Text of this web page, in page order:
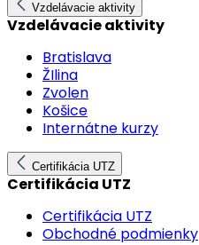
Vzdelávacie aktivity
Vzdelávacie aktivity
Bratislava
ŽIlina
Zvolen
Košice
Internátne kurzy
Certifikácia UTZ
Certifikácia UTZ
Certifikácia UTZ
Obchodné podmienky